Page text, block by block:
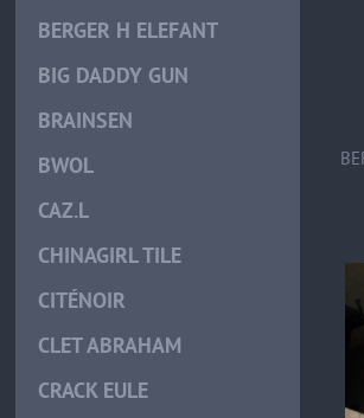
BERGER H ELEFANT
BIG DADDY GUN
BRAINSEN
BWOL
CAZ.L
CHINAGIRL TILE
CITÉNOIR
CLET ABRAHAM
CRACK EULE